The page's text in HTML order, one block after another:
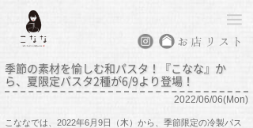
季節の素材を愉しむ和パスタ！『こなな』か
ら、夏限定パスタ2種が6/9より登場！
2022/06/06(Mon)
こななでは、2022年6月9日（木）から、季節限定の冷製パス